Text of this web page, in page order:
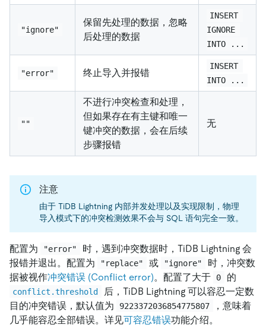
"ignore"
保留先处理的数据，忽略
后处理的数据
INSERT
IGNORE
INTO ...
"error" 终止导入并报错
INSERT
INTO ...
""
不进行冲突检查和处理，
但如果存在有主键和唯一
键冲突的数据，会在后续
步骤报错
无
注意
由于 TiDB Lightning 内部并发处理以及实现限制，物理
导入模式下的冲突检测效果不会与 SQL 语句完全一致。
配置为 "error"
时，遇到冲突数据时，TiDB Lightning 会
报错并退出。配置为
"replace" 或 "ignore"
时，冲突数
据被视作冲突错误 (Conflict error)。配置了大于 0 的
conflict.threshold
后，TiDB Lightning 可以容忍一定数
目的冲突错误，默认值为
9223372036854775807
，意味着
几乎能容忍全部错误。详见可容忍错误功能介绍。